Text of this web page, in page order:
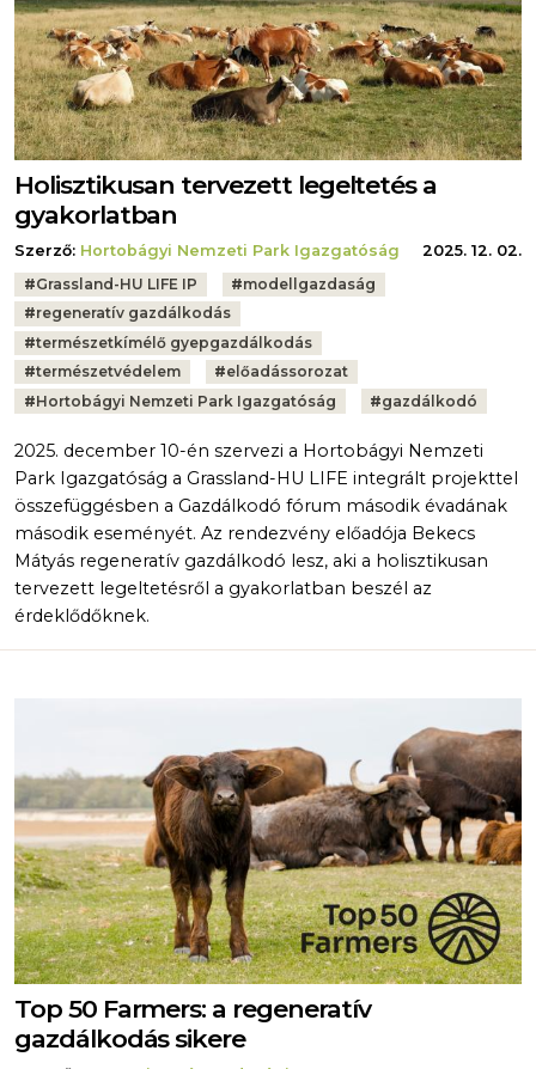
Holisztikusan tervezett legeltetés a
gyakorlatban
Szerző: Hortobágyi Nemzeti Park Igazgatóság
2025. 12. 02.
Tags:
#Grassland-HU LIFE IP #modellgazdaság
#regeneratív gazdálkodás
#természetkímélő gyepgazdálkodás
#természetvédelem #előadássorozat
#Hortobágyi Nemzeti Park Igazgatóság #gazdálkodó
2025. december 10-én szervezi a Hortobágyi Nemzeti
Park Igazgatóság a Grassland-HU LIFE integrált projekttel
összefüggésben a Gazdálkodó fórum második évadának
második eseményét. Az rendezvény előadója Bekecs
Mátyás regeneratív gazdálkodó lesz, aki a holisztikusan
tervezett legeltetésről a gyakorlatban beszél az
érdeklődőknek.
Top 50 Farmers: a regeneratív
gazdálkodás sikere